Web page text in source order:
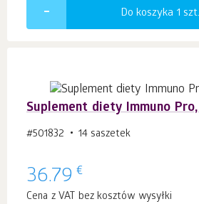
Do koszyka 1 szt.
Suplement diety Immuno
#501832 14 saszetek
36.79 €
Cena z VAT bez kosztów wysyłki